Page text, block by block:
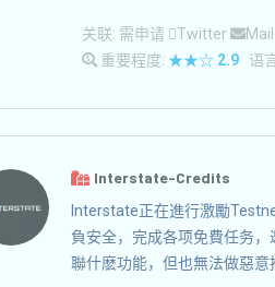
关联: 需申请 Twitter Mail
重要程度: ★★☆ 2.9 语
Interstate-Credits
Interstate正在進行激勵
負安全，完成各项免費任务
聯什麽功能，但也無法做惡